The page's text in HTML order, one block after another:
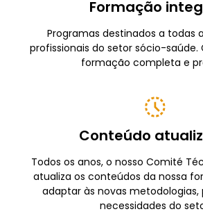
Formação
Programas destinados a todas
profissionais do setor sócio-saúde.
formação completa e
Conteúdo
Todos os anos, o nosso Comité
atualiza os conteúdos da nossa
adaptar às novas metodologias,
necessidades do